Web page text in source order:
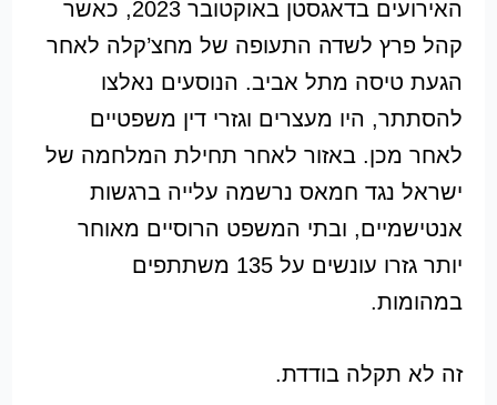
האירועים בדאגסטן באוקטובר 2023, כאשר
קהל פרץ לשדה התעופה של מחצ’קלה לאחר
הגעת טיסה מתל אביב. הנוסעים נאלצו
להסתתר, היו מעצרים וגזרי דין משפטיים
לאחר מכן. באזור לאחר תחילת המלחמה של
ישראל נגד חמאס נרשמה עלייה ברגשות
אנטישמיים, ובתי המשפט הרוסיים מאוחר
יותר גזרו עונשים על 135 משתתפים
במהומות.
זה לא תקלה בודדת.